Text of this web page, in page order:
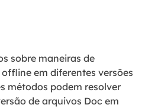
sobre maneiras de
em diferentes versões
métodos podem resolver
de arquivos Doc em